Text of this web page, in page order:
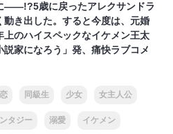
――!?5歳に戻ったアレクサンドラ
き出した。すると今度は、元婚
のハイスペックなイケメン王太
家になろう」発、痛快ラブコメ
恋 同級生 少女 女主人公
タジー 溺愛 イケメン